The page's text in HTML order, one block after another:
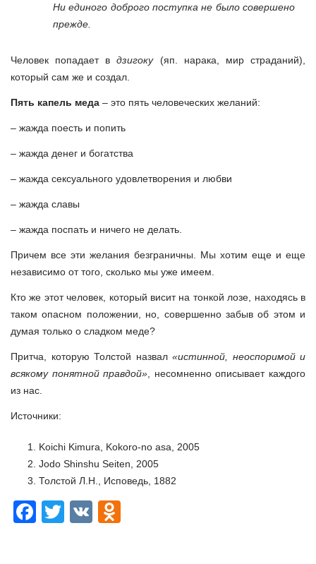
Ни единого доброго поступка не было совершено
прежде.
Человек попадает вдзигоку(яп. нарака, мир страданий),
который сам же и создал.
Пять капель меда – это пять человеческих желаний:
– жажда поесть и попить
– жажда денег и богатства
– жажда сексуального удовлетворения и любви
– жажда славы
– жажда поспать и ничего не делать.
Причем все эти желания безграничны. Мы хотим еще и еще
независимо от того, сколько мы уже имеем.
Кто же этот человек, который висит на тонкой лозе, находясь в
таком опасном положении, но, совершенно забыв об этом и
думая только о сладком меде?
Притча, которую Толстой назвал «истинной, неоспоримой и
всякому понятной правдой» , несомненно описывает каждого
из нас.
Источники:
Koichi Kimura, Kokoro-no asa, 2005
Jodo Shinshu Seiten, 2005
Толстой Л.Н., Исповедь, 1882
Facebook
Twitter
VK